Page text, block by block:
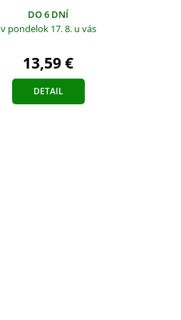
DO 6 DNÍ
v pondelok 17. 8. u vás
13,59 €
DETAIL